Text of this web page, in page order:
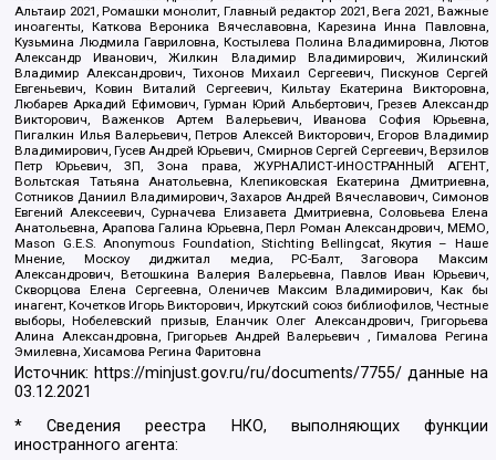
Альтаир 2021, Ромашки монолит, Главный редактор 2021, Вега 2021, Важные
иноагенты, Каткова Вероника Вячеславовна, Карезина Инна Павловна,
Кузьмина Людмила Гавриловна, Костылева Полина Владимировна, Лютов
Александр Иванович, Жилкин Владимир Владимирович, Жилинский
Владимир Александрович, Тихонов Михаил Сергеевич, Пискунов Сергей
Евгеньевич, Ковин Виталий Сергеевич, Кильтау Екатерина Викторовна,
Любарев Аркадий Ефимович, Гурман Юрий Альбертович, Грезев Александр
Викторович, Важенков Артем Валерьевич, Иванова София Юрьевна,
Пигалкин Илья Валерьевич, Петров Алексей Викторович, Егоров Владимир
Владимирович, Гусев Андрей Юрьевич, Смирнов Сергей Сергеевич, Верзилов
Петр Юрьевич, ЗП, Зона права, ЖУРНАЛИСТ-ИНОСТРАННЫЙ АГЕНТ,
Вольтская Татьяна Анатольевна, Клепиковская Екатерина Дмитриевна,
Сотников Даниил Владимирович, Захаров Андрей Вячеславович, Симонов
Евгений Алексеевич, Сурначева Елизавета Дмитриевна, Соловьева Елена
Анатольевна, Арапова Галина Юрьевна, Перл Роман Александрович, МЕМО,
Mason G.E.S. Anonymous Foundation, Stichting Bellingcat, Якутия – Наше
Мнение, Москоу диджитал медиа, РС-Балт, Заговора Максим
Александрович, Ветошкина Валерия Валерьевна, Павлов Иван Юрьевич,
Скворцова Елена Сергеевна, Оленичев Максим Владимирович, Как бы
инагент, Кочетков Игорь Викторович, Иркутский союз библиофилов, Честные
выборы, Нобелевский призыв, Еланчик Олег Александрович, Григорьева
Алина Александровна, Григорьев Андрей Валерьевич , Гималова Регина
Эмилевна, Хисамова Регина Фаритовна
Источник: https://minjust.gov.ru/ru/documents/7755/ данные на
03.12.2021
* Сведения реестра НКО, выполняющих функции
иностранного агента: